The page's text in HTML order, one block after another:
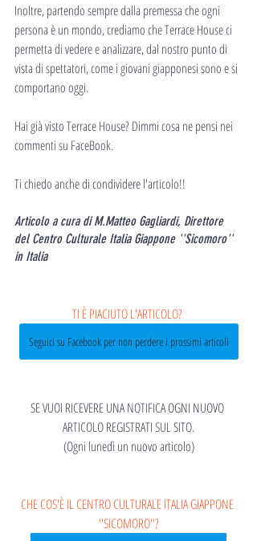
Inoltre, partendo sempre dalla premessa che ogni
persona è un mondo, crediamo che Terrace House ci
permetta di vedere e analizzare, dal nostro punto di
vista di spettatori, come i giovani giapponesi sono e si
comportano oggi.
Hai già visto Terrace House? Dimmi cosa ne pensi nei
commenti su FaceBook.
Ti chiedo anche di condividere l'articolo!!
Articolo a cura di M.Matteo Gagliardi, Direttore
del Centro Culturale Italia Giappone ''Sicomoro''
in Italia
TI È PIACIUTO L'ARTICOLO?
Seguici su Facebook per non perdere i prossimi articoli
SE VUOI RICEVERE UNA NOTIFICA OGNI NUOVO
ARTICOLO REGISTRATI SUL SITO.
(Ogni lunedì un nuovo articolo)
CHE COS'È IL CENTRO CULTURALE ITALIA GIAPPONE
''SICOMORO''?